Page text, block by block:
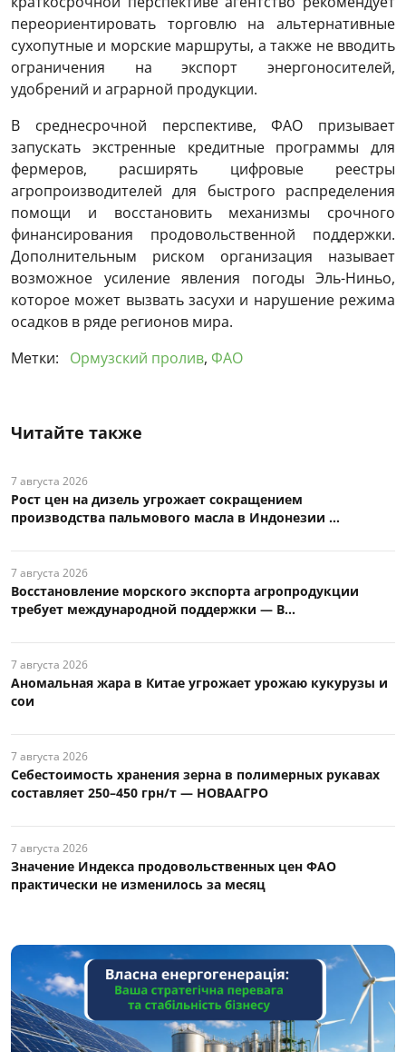
переориентировать торговлю на альтернативные
сухопутные и морские маршруты, а также не вводить
ограничения на экспорт энергоносителей,
удобрений и аграрной продукции.
В среднесрочной перспективе, ФАО призывает
запускать экстренные кредитные программы для
фермеров, расширять цифровые реестры
агропроизводителей для быстрого распределения
помощи и восстановить механизмы срочного
финансирования продовольственной поддержки.
Дополнительным риском организация называет
возможное усиление явления погоды Эль-Ниньо,
которое может вызвать засухи и нарушение режима
осадков в ряде регионов мира.
Метки:
Ормузский пролив, ФАО
Читайте также
7 августа 2026
Рост цен на дизель угрожает сокращением
производства пальмового масла в Индонезии ...
7 августа 2026
Восстановление морского экспорта агропродукции
требует международной поддержки — В...
7 августа 2026
Аномальная жара в Китае угрожает урожаю кукурузы и
сои
7 августа 2026
Себестоимость хранения зерна в полимерных рукавах
составляет 250–450 грн/т — НОВААГРО
7 августа 2026
Значение Индекса продовольственных цен ФАО
практически не изменилось за месяц